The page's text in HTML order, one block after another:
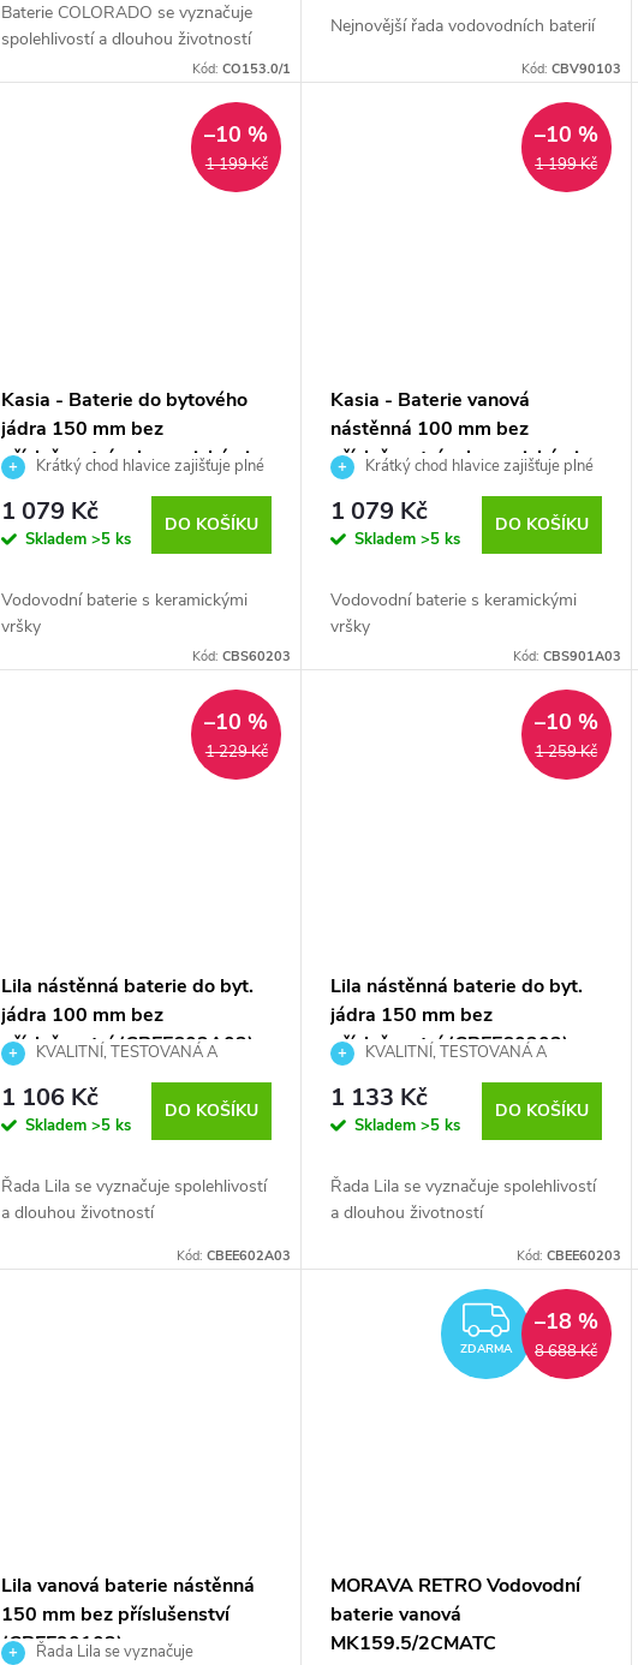
Baterie COLORADO se vyznačuje
spolehlivostí a dlouhou životností
Kód:CO153.0/1
Nejnovější řada vodovodních baterií
Kód: CBV90103
1 199 Kč
–10 %
Kasia - Baterie do bytového
jádra 150 mm bez
příslušenství, s keramickými
vršky (CBS60203)
Krátký chod hlavice zajišťuje plné
otevření pootočením o 90°
1 079 Kč
Skladem >5 ks
DO KOŠÍKU
Vodovodní baterie s keramickými
vršky
Kód:CBS60203
1 199 Kč
–10 %
Kasia - Baterie vanová
nástěnná 100 mm bez
příslušenství, s keramickými
vršky (CBS901A03)
Krátký chod hlavice zajišťuje plné
otevření pootočením o 90°
1 079 Kč
Skladem>5 ks
DO KOŠÍKU
Vodovodní baterie s keramickými
vršky
Kód: CBS901A03
1 229 Kč
–10 %
Lila nástěnná baterie do byt.
jádra 100 mm bez
příslušenství (CBEE602A03)
KVALITNÍ, TESTOVANÁ A
CENOVĚ PŘÍSTUPNÁ SÉRIE
1 106 Kč
Skladem >5 ks
DO KOŠÍKU
Řada Lila se vyznačuje spolehlivostí
a dlouhou životností
Kód:CBEE602A03
1 259 Kč
–10 %
Lila nástěnná baterie do byt.
jádra 150 mm bez
příslušenství (CBEE60203)
KVALITNÍ, TESTOVANÁ A
CENOVĚ PŘÍSTUPNÁ SÉRIE
1 133 Kč
Skladem>5 ks
DO KOŠÍKU
Řada Lila se vyznačuje spolehlivostí
a dlouhou životností
Kód: CBEE60203
Lila vanová baterie nástěnná
150 mm bez příslušenství
(CBEE90103)
Řada Lila se vyznačuje
ZDARMA
ZDARMA 8 688 Kč
–18 %
MORAVA RETRO Vodovodní
baterie vanová
MK159.5/2CMATC